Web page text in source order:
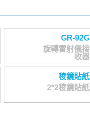
GR-92G
旋轉雷射儀接
收器
稜鏡貼紙
2*2稜鏡貼紙